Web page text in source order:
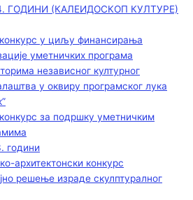
ГОДИНИ (КАЛЕИДОСКОП КУЛТУРЕ)
у циљу финансирања
уметничких програма
независног културног
у оквиру програмског лука
за подршку уметничким
години
архитектонски конкурс
решење израде скулптуралног